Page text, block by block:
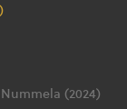
(2024)